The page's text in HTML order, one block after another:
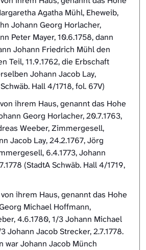
Agatha Mühl, Eheweib,
Johann Georg Horlacher,
Peter Mayer, 10.6.1758, dann
Johann Friedrich Mühl den
Teil, 11.9.1762, die Erbschaft
Johann Jacob Lay,
Hall 4/1718, fol. 67V)
ihrem Haus, genannt das Hohe
Georg Horlacher, 20.7.1763,
Weeber, Zimmergesell,
Jacob Lay, 24.2.1767, Jörg
6.4.1773, Johann
(StadtA Schwäb. Hall 4/1719,
ihrem Haus, genannt das Hohe
Michael Hoffmann,
4.6.1780, 1/3 Johann Michael
Johann Jacob Strecker, 2.7.1778.
war Johann Jacob Münch